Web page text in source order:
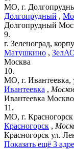
МО, г.
Долгопрудный ,
Долгопрудный
9.
г. Зеленоград,
Матушкино ,
Москва
10.
МО, г. Ивантеевка,
Ивантеевка ,
Ивантеевка
11.
МО, г.
Красногорск ,
Красногорск ул.
Показать ещё 3